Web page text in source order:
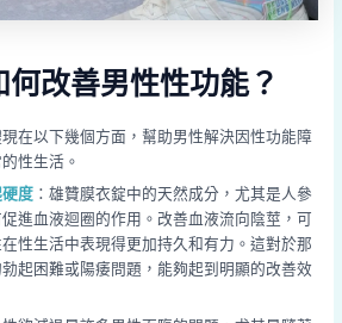
改善男性性功能？
在以下幾個方面，幫助男性解決因性功能障
性生活。
度：雄贊膜衣錠中的天然成分，尤其是人參
進血液迴圈的作用。改善血液流向陰莖，可
性生活中表現得更加持久和有力。這對於那
起困難或陽痿問題，能夠起到明顯的改善效